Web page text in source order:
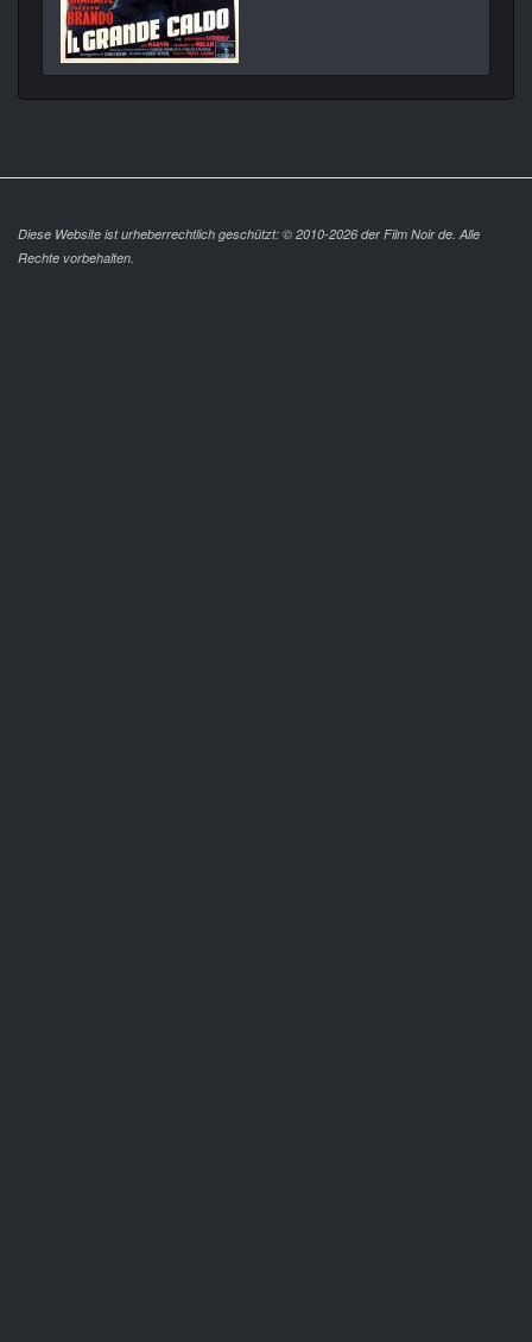
Diese Website ist urheberrechtlich geschützt: © 2010-2026 der Film Noir de. Alle
Rechte vorbehalten.